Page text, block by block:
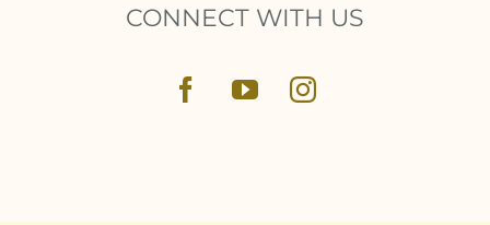
CONNECT WITH US